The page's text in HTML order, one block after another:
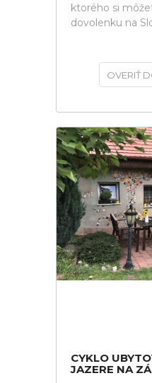
ktorého si
dovolenku na
OVERIŤ
CYKLO
JAZERE NA